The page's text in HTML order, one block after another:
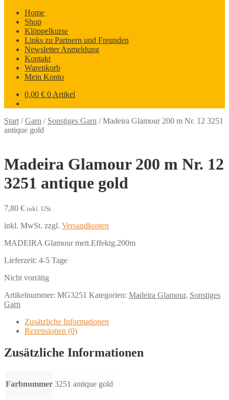
Home
Shop
Klöppelkurse
Links zu Partnern und Freunden
Newsletter Anmeldung
Kontakt
Warenkorb
Mein Konto
0,00 € 0 Artikel
Start /Garn / Sonstiges Garn /Madeira Glamour 200 m Nr. 12 3251
antique gold
Madeira Glamour 200 m Nr. 12
3251 antique gold
7,80 € inkl. USt.
inkl. MwSt. zzgl. Versandkosten
MADEIRA Glamour mett.Effektg.200m
Lieferzeit: 4-5 Tage
Nicht vorrätig
Artikelnummer: MG3251 Kategorien: Madeira Glamour, Sonstiges
Garn
Zusätzliche Informationen
Rezensionen (0)
Zusätzliche Informationen
Farbnummer 3251 antique gold